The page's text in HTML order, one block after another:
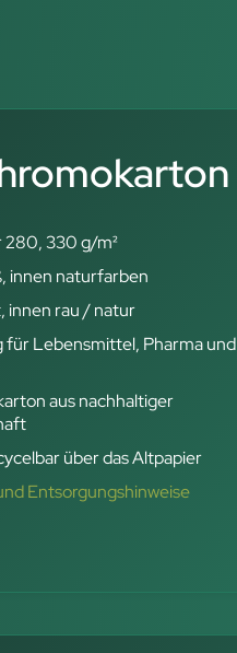
330 g/m²
innen naturfarben
innen rau / natur
für Lebensmittel, Pharma und
aus nachhaltiger
über das Altpapier
Entsorgungshinweise